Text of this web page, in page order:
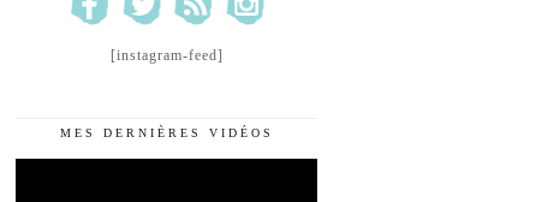
[instagram-feed]
MES DERNIÈRES VIDÉOS